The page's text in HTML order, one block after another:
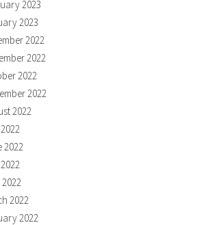
2023
2023
2022
2022
2022
2022
2022
2022
2022
2022